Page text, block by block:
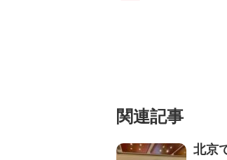
o
関連記事
北京